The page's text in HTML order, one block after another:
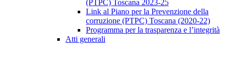
(PTPC) Toscana 2023-25
Link al Piano per la Prevenzione della
corruzione (PTPC) Toscana (2020-22)
Programma per la trasparenza e l’integrità
Atti generali